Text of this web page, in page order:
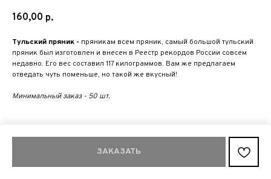
160,00 р.
ЗАКАЗАТЬ
Тульский пряник - пряникам всем пряник, самый большой тульский
пряник был изготовлен и внесен в Реестр рекордов России совсем
недавно. Его вес составил 117 килограммов. Вам же предлагаем
отведать чуть поменьше, но такой же вкусный!
Минимальный заказ - 50 шт.